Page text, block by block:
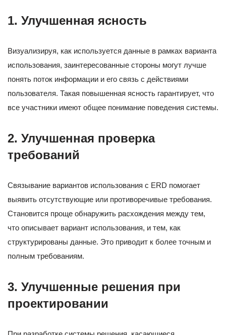
1. Улучшенная ясность
Визуализируя, как используется данные в рамках варианта
использования, заинтересованные стороны могут лучше
понять поток информации и его связь с действиями
пользователя. Такая повышенная ясность гарантирует, что
все участники имеют общее понимание поведения системы.
2. Улучшенная проверка
требований
Связывание вариантов использования с ERD помогает
выявить отсутствующие или противоречивые требования.
Становится проще обнаружить расхождения между тем,
что описывает вариант использования, и тем, как
структурированы данные. Это приводит к более точным и
полным требованиям.
3. Улучшенные решения при
проектировании